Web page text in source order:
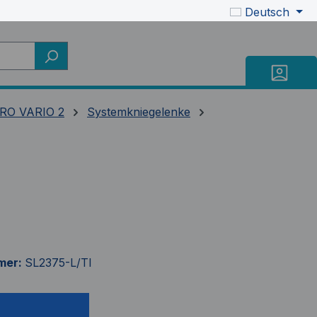
Deutsch
VARIO 2 Systemkniegelenke
SL2375-L/TI